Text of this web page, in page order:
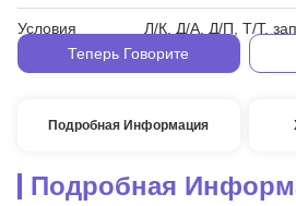
Условия
Оплаты:
Л/К, Д/А, Д/П, Т/Т,
Теперь Говорите
Подробная Информация
Подробная